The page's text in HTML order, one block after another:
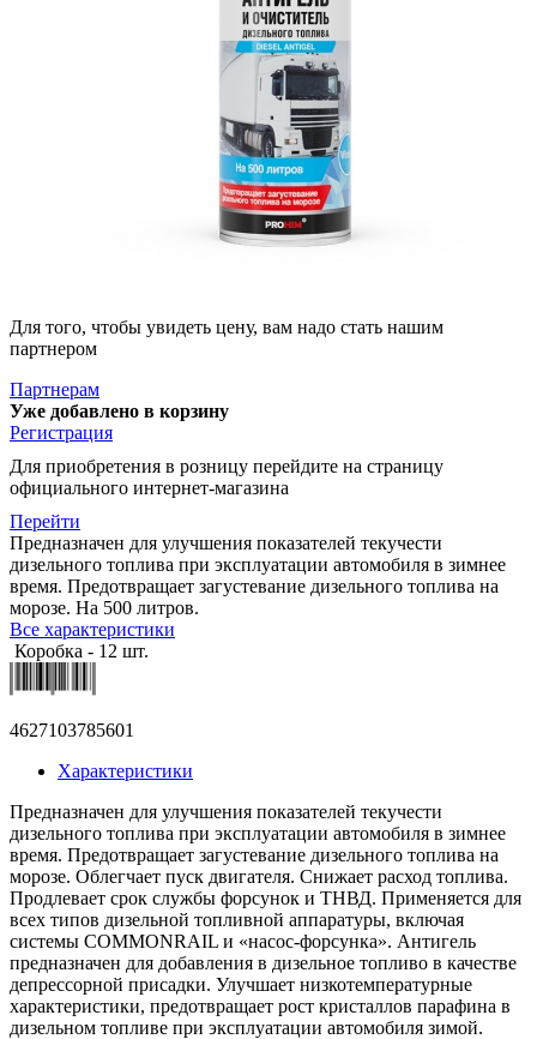
Для того, чтобы увидеть цену, вам надо стать нашим
партнером
Партнерам
Уже добавлено в корзину
Регистрация
Для приобретения в розницу перейдите на страницу
официального интернет-магазина
Перейти
Предназначен для улучшения показателей текучести
дизельного топлива при эксплуатации автомобиля в зимнее
время. Предотвращает загустевание дизельного топлива на
морозе. На 500 литров.
Все характеристики
Коробка - 12 шт.
4627103785601
Характеристики
Предназначен для улучшения показателей текучести
дизельного топлива при эксплуатации автомобиля в зимнее
время. Предотвращает загустевание дизельного топлива на
морозе. Облегчает пуск двигателя. Снижает расход топлива.
Продлевает срок службы форсунок и ТНВД. Применяется для
всех типов дизельной топливной аппаратуры, включая
системы COMMONRAIL и «насос-форсунка». Антигель
предназначен для добавления в дизельное топливо в качестве
депрессорной присадки. Улучшает низкотемпературные
характеристики, предотвращает рост кристаллов парафина в
дизельном топливе при эксплуатации автомобиля зимой.